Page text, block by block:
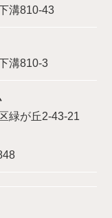
溝810-43
溝810-3
緑が丘2-43-21